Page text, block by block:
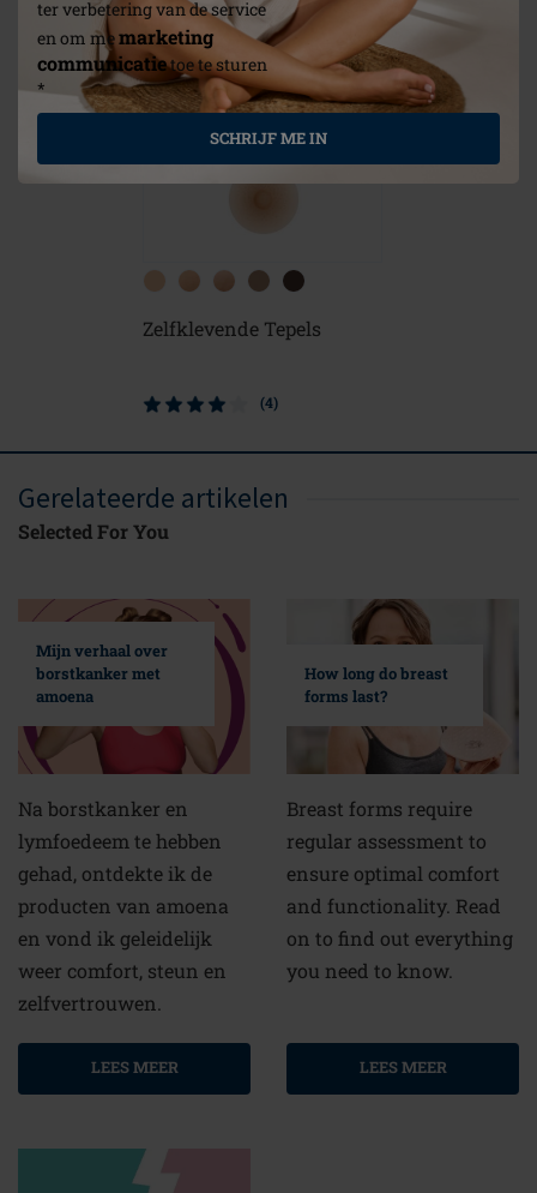
ter verbetering van de service
en om memarketing
communicatietoe te sturen
*
SCHRIJF ME IN
Zelfklevende Tepels
(4)
Gerelateerde artikelen
Selected For You
Mijn verhaal over
borstkanker met
amoena
Na borstkanker en
lymfoedeem te hebben
gehad, ontdekte ik de
producten van amoena
en vond ik geleidelijk
weer comfort, steun en
zelfvertrouwen.
LEES MEER
How long do breast
forms last?
Breast forms require
regular assessment to
ensure optimal comfort
and functionality. Read
on to find out everything
you need to know.
LEES MEER